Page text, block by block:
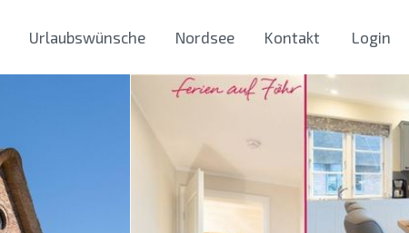
Urlaubswünsche Nordsee Kontakt Login